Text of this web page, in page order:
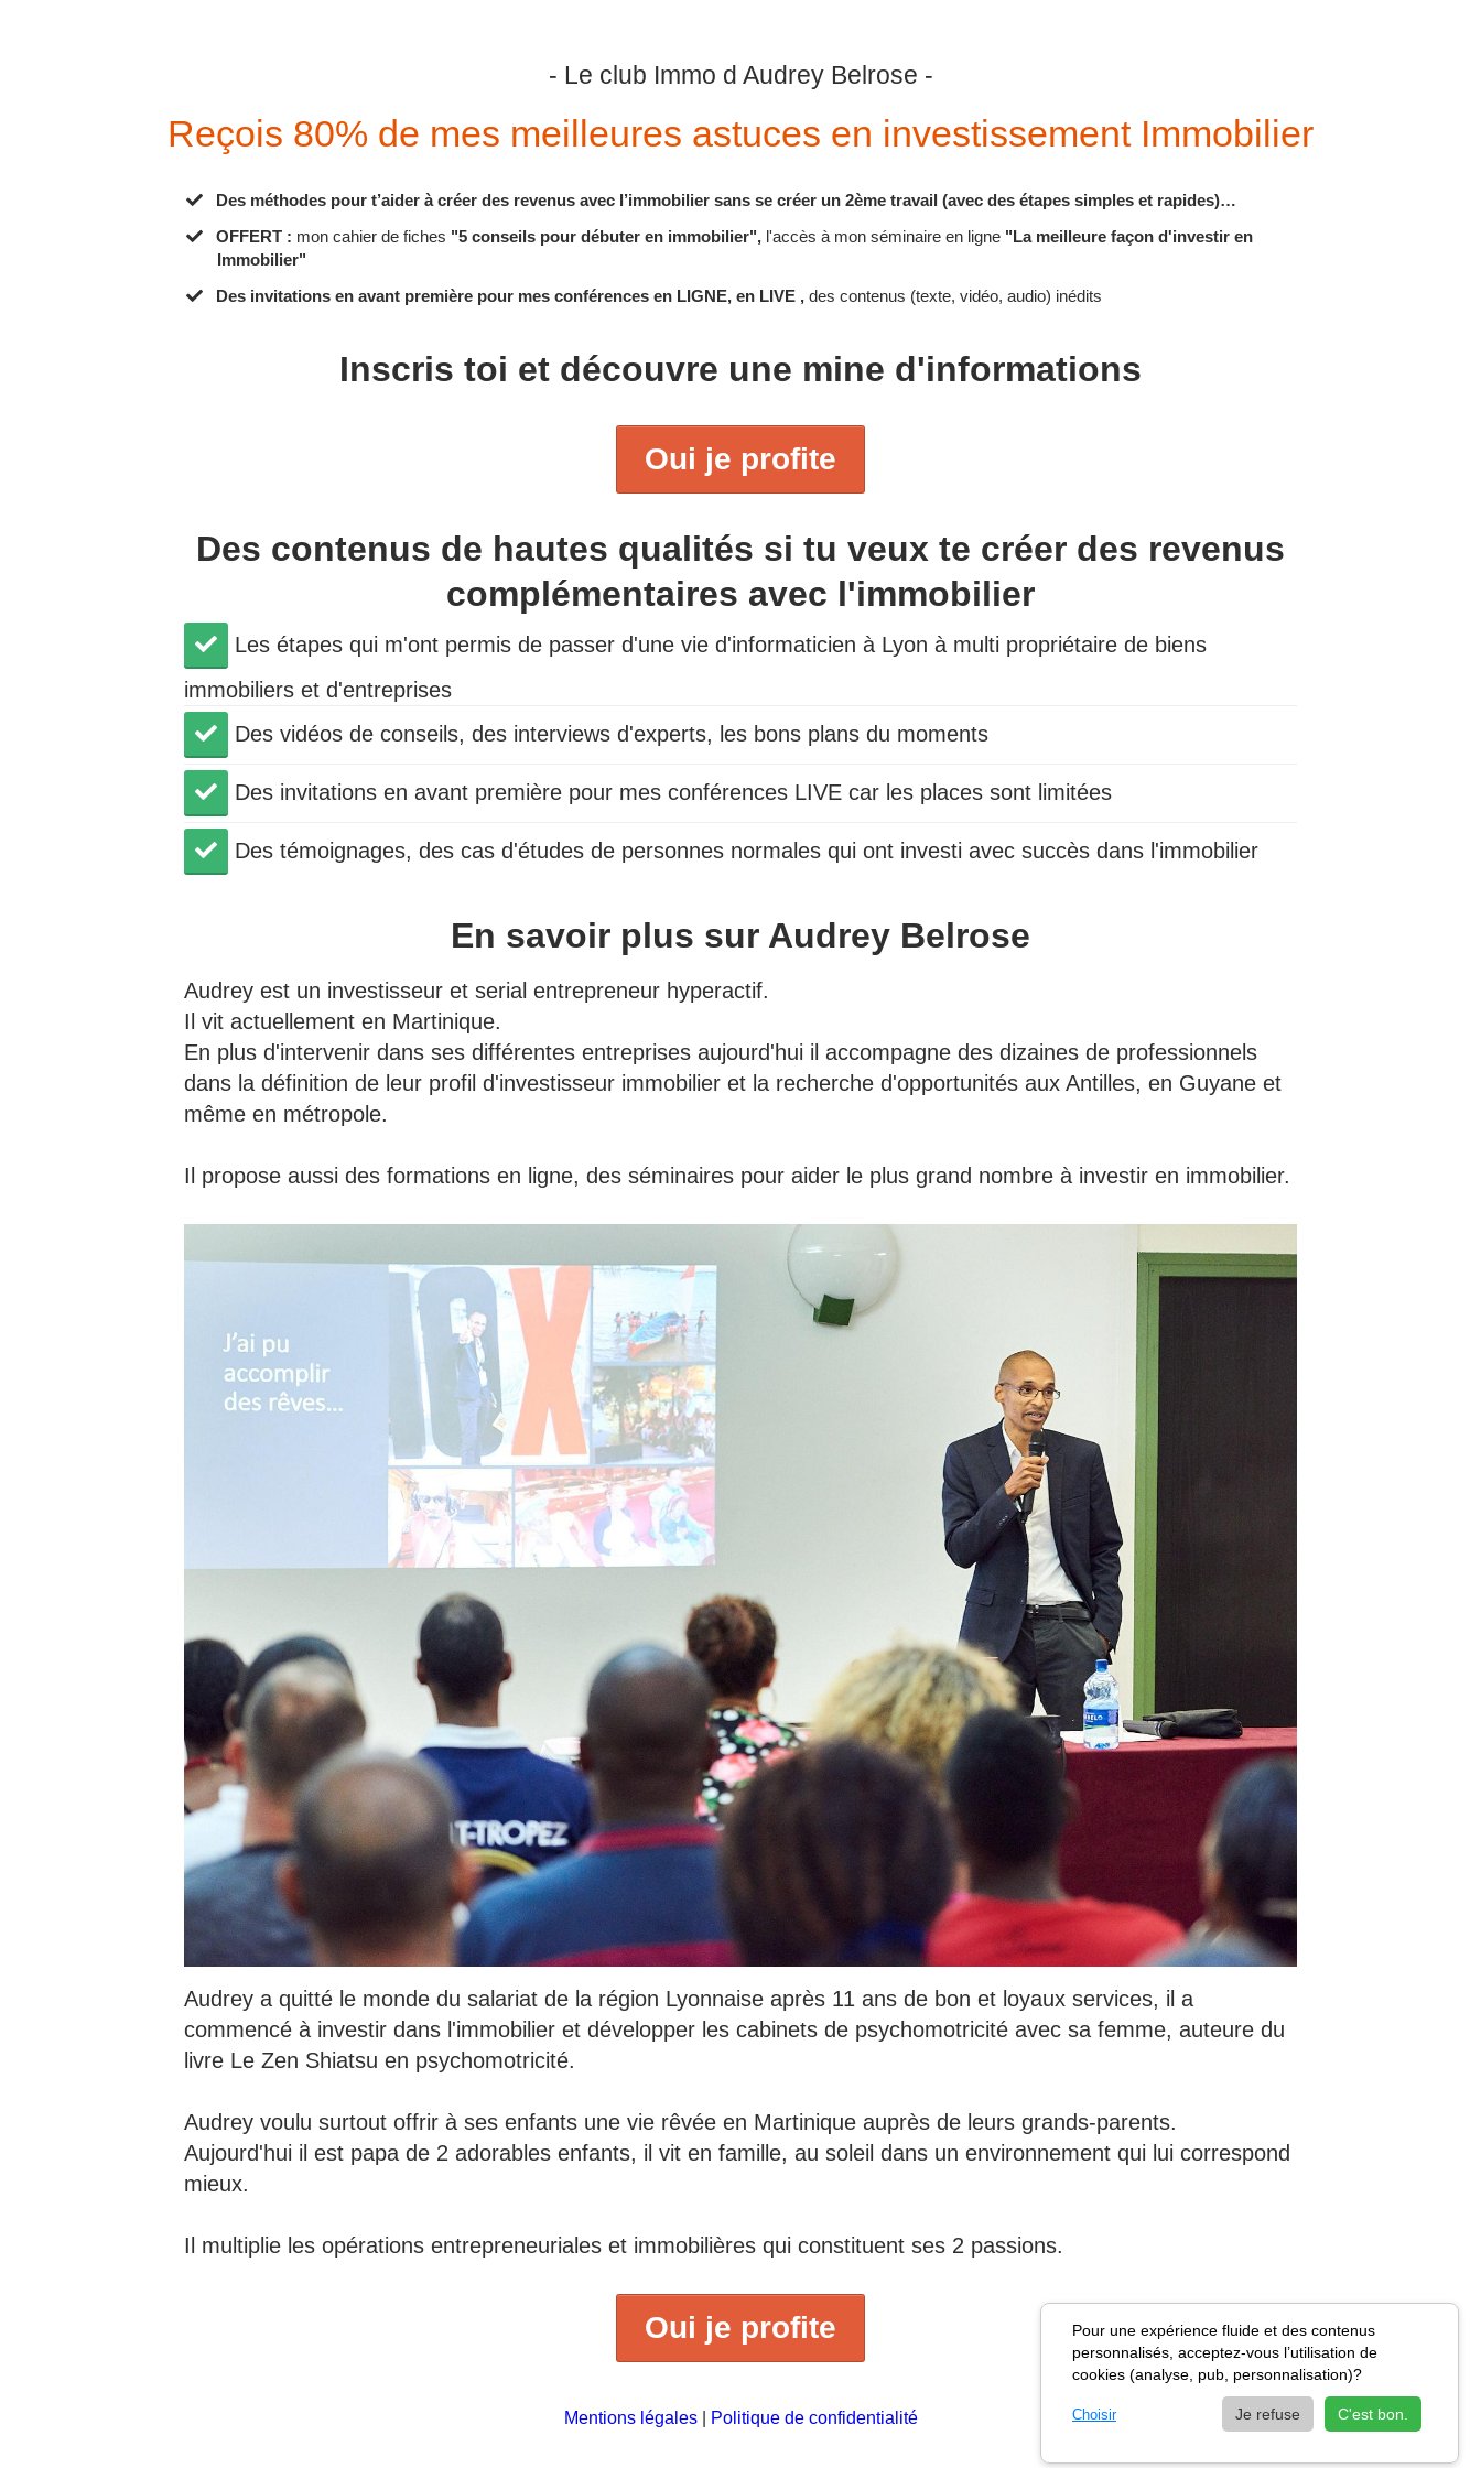
- Le club Immo d Audrey Belrose -
Reçois 80% de mes meilleures astuces en investissement Immobilier
Des méthodes pour t’aider à créer des revenus avec l’immobilier sans se créer un 2ème travail (avec des étapes simples et rapides)…
OFFERT : mon cahier de fiches "5 conseils pour débuter en immobilier", l'accès à mon séminaire en ligne "La meilleure façon d'investir en
Immobilier"
Des invitations en avant première pour mes conférences en LIGNE, en LIVE ,des contenus (texte, vidéo, audio) inédits
Inscris toi et découvre une mine d'informations
Oui je profite
Des contenus de hautes qualités si tu veux te créer des revenus
complémentaires avec l'immobilier
Les étapes qui m'ont permis de passer d'une vie d'informaticien à Lyon à multi propriétaire de biens
immobiliers et d'entreprises
Des vidéos de conseils, des interviews d'experts, les bons plans du moments
Des invitations en avant première pour mes conférences LIVE car les places sont limitées
​Des témoignages, des cas d'études de personnes normales qui ont investi avec succès dans l'immobilier
En savoir plus sur Audrey Belrose
Audrey est un investisseur et serial entrepreneur hyperactif.
Il vit actuellement en Martinique.
En plus d'intervenir dans ses différentes entreprises aujourd'hui il accompagne des dizaines de professionnels
dans la définition de leur profil d'investisseur immobilier et la recherche d'opportunités aux Antilles, en Guyane et
même en métropole.
Il propose aussi des formations en ligne, des séminaires pour aider le plus grand nombre à investir en immobilier.
Audrey a quitté le monde du salariat de la région Lyonnaise après 11 ans de bon et loyaux services, il a
commencé à investir dans l'immobilier et développer les cabinets de psychomotricité avec sa femme, auteure du
livre Le Zen Shiatsu en psychomotricité.
Audrey voulu surtout offrir à ses enfants une vie rêvée en Martinique auprès de leurs grands-parents.
Aujourd'hui il est papa de 2 adorables enfants, il vit en famille, au soleil dans un environnement qui lui correspond
mieux.
Il multiplie les opérations entrepreneuriales et immobilières qui constituent ses 2 passions.
Oui je profite
Mentions légales| Politique de confidentialité
Pour une expérience fluide et des contenus
personnalisés, acceptez-vous l’utilisation de
cookies (analyse, pub, personnalisation)?
Choisir Je refuse C'est bon.